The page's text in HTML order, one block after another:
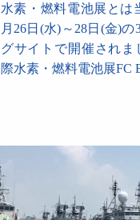
水素・燃料電池展とは
月26日(水)～28日(金)
グサイトで開催されま
際水素・燃料電池展FC